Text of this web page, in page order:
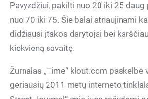
Pavyzdžiui, pakilti nuo 20 iki 25 daug
nuo 70 iki 75. Šie balai atnaujinami
didžiausi įtakos darytojai bei
kiekvieną savaitę.
Žurnalas „Time“ klout.com paskelbė
geriausių 2011 metų interneto